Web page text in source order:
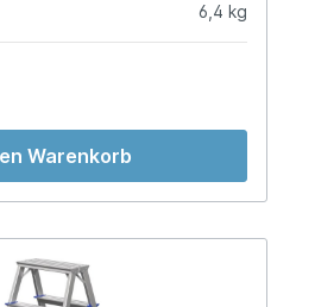
6,4 kg
Warenkorb